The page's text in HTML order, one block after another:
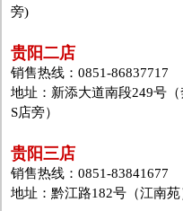
旁)
贵阳二店
销售热线：0851-86837717
地址：新添大道南段249号
S店旁）
贵阳三店
销售热线：0851-83841677
地址：黔江路182号（江南苑